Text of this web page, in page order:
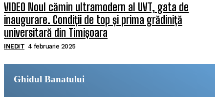
VIDEO Noul cămin ultramodern al UVT, gata de
inaugurare. Condiții de top și prima grădiniță
universitară din Timișoara
INEDIT 4 februarie 2025
Ghidul Banatului